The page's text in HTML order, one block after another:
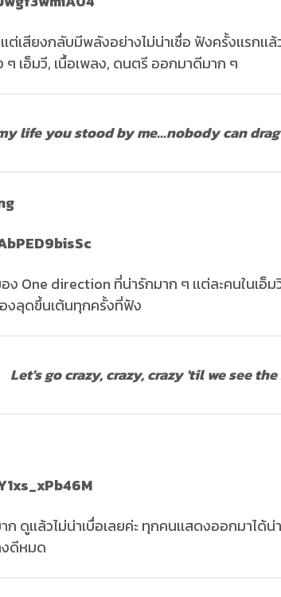
ต่เสียงกลับมีพลังอย่างไม่น่าเชื่อ ฟังครั้งเเรกเ
เอ็มวี, เนื้อเพลง, ดนตรี ออกมาดีมาก ๆ
life you stood by me...nobody can
One direction ที่น่ารักมาก ๆ เเต่ละคนในเอ็
องลุดขึ้นเต้นทุกครั้งที่ฟัง
Let's go crazy, crazy, crazy 'til we see
ดูเเล้วไม่น่าเบื่อเลยค่ะ ทุกคนเเสดงออกมาได้น่
งดีหมด